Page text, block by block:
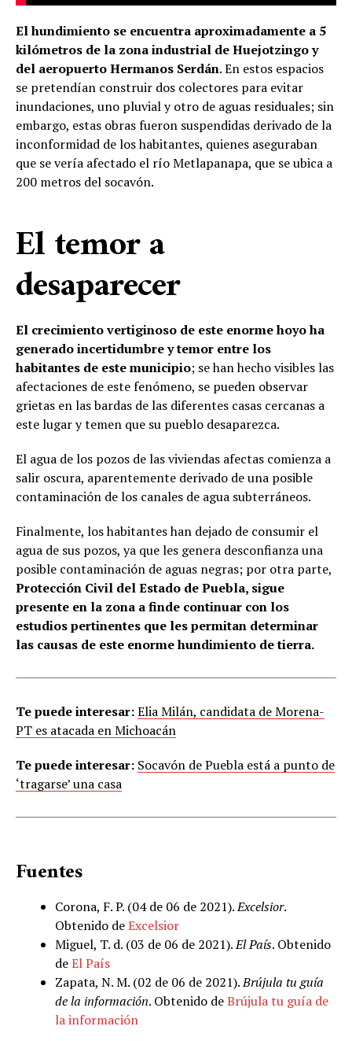
El hundimiento se encuentra aproximadamente a 5
kilómetros de la zona industrial de Huejotzingo y
del aeropuerto Hermanos Serdán. En estos espacios
se pretendían construir dos colectores para evitar
inundaciones, uno pluvial y otro de aguas residuales; sin
embargo, estas obras fueron suspendidas derivado de la
inconformidad de los habitantes, quienes aseguraban
que se vería afectado el río Metlapanapa, que se ubica a
200 metros del socavón.
El temor a
desaparecer
El crecimiento vertiginoso de este enorme hoyo ha
generado incertidumbre y temor entre los
habitantes de este municipio; se han hecho visibles las
afectaciones de este fenómeno, se pueden observar
grietas en las bardas de las diferentes casas cercanas a
este lugar y temen que su pueblo desaparezca.
El agua de los pozos de las viviendas afectas comienza a
salir oscura, aparentemente derivado de una posible
contaminación de los canales de agua subterráneos.
Finalmente, los habitantes han dejado de consumir el
agua de sus pozos, ya que les genera desconfianza una
posible contaminación de aguas negras; por otra parte,
Protección Civil del Estado de Puebla, sigue
presente en la zona a finde continuar con los
estudios pertinentes que les permitan determinar
las causas de este enorme hundimiento de tierra.
Te puede interesar:Elia Milán, candidata de Morena-
PT es atacada en Michoacán
Te puede interesar: Socavón de Puebla está a punto de
‘tragarse’ una casa
Fuentes
Corona, F. P. (04 de 06 de 2021).Excelsior.
Obtenido deExcelsior
Miguel, T. d. (03 de 06 de 2021).El País. Obtenido
deEl País
Zapata, N. M. (02 de 06 de 2021).Brújula tu guía
de la información. Obtenido deBrújula tu guía de
la información